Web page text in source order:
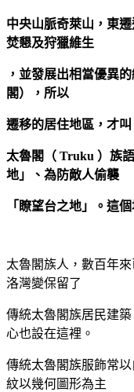
中央山脈奇萊山，東
焚懇及狩獵維生
，並發展出相當優異
閣），所以
遷移的居住地區，才叫
太魯閣（ Truku ）族
地」、為防敵人偷襲
「瞭望台之地」。這
太魯閣族人，數百年
洛灣變保留了
傳統太魯閣族居民建
心也設在這裡。
傳統太魯閣族服飾常
紋以幾何圖形為主